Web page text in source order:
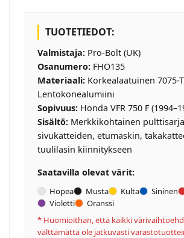
TUOTETIEDOT:
Valmistaja: Pro-Bolt (UK)
Osanumero: FHO135
Materiaali: Korkealaatuinen 7075-
Lentokonealumiini
Sopivuus: Honda VFR 750 F
Sisältö: Merkkikohtainen pulttisarja
sivukatteiden, etumaskin,
tuulilasin kiinnitykseen
Saatavilla olevat värit:
Hopea Musta Kulta Sininen
Violetti
Oranssi
* Huomioithan, että kaikki
välttämättä ole jatkuvasti